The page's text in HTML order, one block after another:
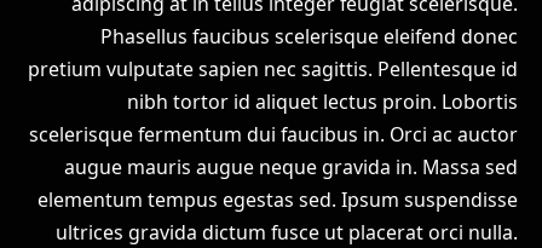
Phasellus faucibus scelerisque eleifend donec
pretium vulputate sapien nec sagittis. Pellentesque id
nibh tortor id aliquet lectus proin. Lobortis
scelerisque fermentum dui faucibus in. Orci ac auctor
augue mauris augue neque gravida in. Massa sed
elementum tempus egestas sed. Ipsum suspendisse
ultrices gravida dictum fusce ut placerat orci nulla.